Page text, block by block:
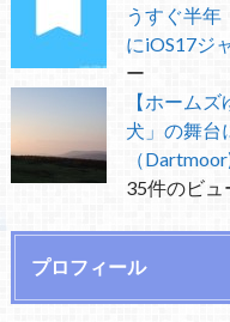
うすぐ半
にiOS17ジ
ー
【ホーム
犬」の舞台
（
35件のビュ
プロフィール